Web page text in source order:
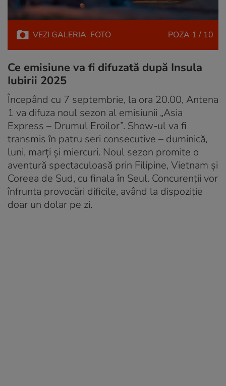
VEZI GALERIA FOTO POZA 1 / 10
Ce emisiune va fi difuzată după Insula
Iubirii 2025
Începând cu 7 septembrie, la ora 20.00, Antena
1 va difuza noul sezon al emisiunii „Asia
Express – Drumul Eroilor”. Show-ul va fi
transmis în patru seri consecutive – duminică,
luni, marți și miercuri. Noul sezon promite o
aventură spectaculoasă prin Filipine, Vietnam și
Coreea de Sud, cu finala în Seul. Concurenții vor
înfrunta provocări dificile, având la dispoziție
doar un dolar pe zi.